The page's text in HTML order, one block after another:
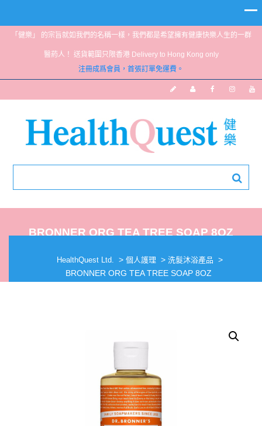
「健樂」 的宗旨就如我們的名稱一樣，我們都是希望擁有健康快樂人生的一群
醫葯人！ 送貨範圍只限香港 Delivery to Hong Kong only
注冊成爲會員，首張訂單免運費。
BRONNER ORG TEA TREE SOAP 8OZ
HealthQuest Ltd. > 個人護理 > 洗髮沐浴產品 >
BRONNER ORG TEA TREE SOAP 8OZ